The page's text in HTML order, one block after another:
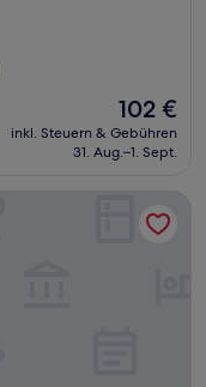
Der
Preis
beträgt
102 €
inkl. Steuern & Gebühren
31. Aug.–1. Sept.